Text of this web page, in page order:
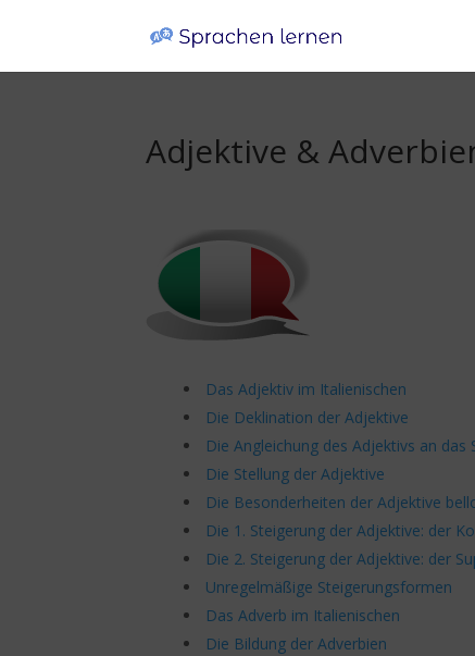
Adjektive &
Das Adjektiv im Italienischen
Die Deklination der Adjektive
Die Angleichung des Adjektivs an das
Die Stellung der Adjektive
Die Besonderheiten der Adjektive
Die 1. Steigerung der Adjektive: der
Die 2. Steigerung der Adjektive: der
Unregelmäßige Steigerungsformen
Das Adverb im Italienischen
Die Bildung der Adverbien